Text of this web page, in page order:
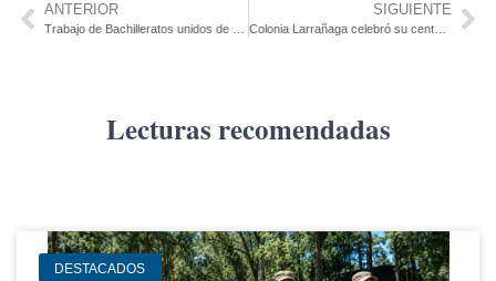
ANTERIOR SIGUIENTE
Colonia Larrañaga celebró su centenario
Lecturas recomendadas
DESTACADOS